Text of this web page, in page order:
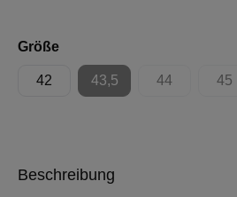
Größeauswählen
42 43,5
(Diese Option ist zurzeit
44
(Diese
45
Beschreibung